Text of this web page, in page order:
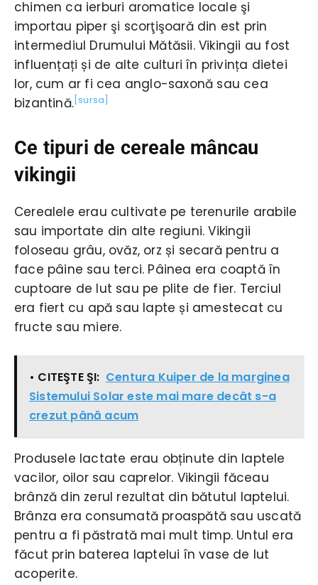
chimen ca ierburi aromatice locale şi
importau piper şi scorţişoară din est prin
intermediul Drumului Mătăsii. Vikingii au fost
influențați și de alte culturi în privința dietei
lor, cum ar fi cea anglo-saxonă sau cea
bizantină. [sursa]
Ce tipuri de cereale mâncau
vikingii
Cerealele erau cultivate pe terenurile arabile
sau importate din alte regiuni. Vikingii
foloseau grâu, ovăz, orz și secară pentru a
face pâine sau terci. Pâinea era coaptă în
cuptoare de lut sau pe plite de fier. Terciul
era fiert cu apă sau lapte și amestecat cu
fructe sau miere.
• CITEŞTE ŞI: Centura Kuiper de la marginea
Sistemului Solar este mai mare decât s-a
crezut până acum
Produsele lactate erau obținute din laptele
vacilor, oilor sau caprelor. Vikingii făceau
brânză din zerul rezultat din bătutul laptelui.
Brânza era consumată proaspătă sau uscată
pentru a fi păstrată mai mult timp. Untul era
făcut prin baterea laptelui în vase de lut
acoperite.